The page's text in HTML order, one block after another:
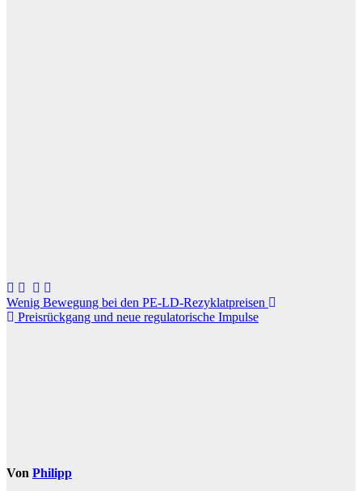
Beitragsnavigation
Wenig Bewegung bei den PE-LD-Rezyklatpreisen
Preisrückgang und neue regulatorische Impulse
Von Philipp